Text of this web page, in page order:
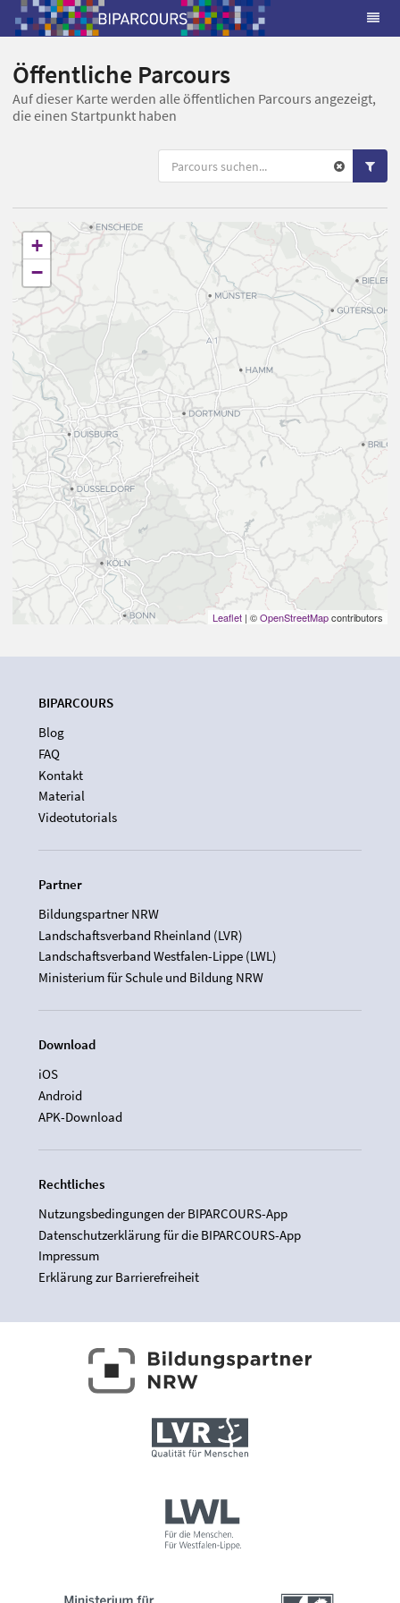
Öffentliche Parcours
Auf dieser Karte werden alle öffentlichen Parcours angezeigt,
die einen Startpunkt haben
+
−
Leaflet | ©OpenStreetMapcontributors
BIPARCOURS
Blog
FAQ
Kontakt
Material
Videotutorials
Partner
Bildungspartner NRW
Landschaftsverband Rheinland (LVR)
Landschaftsverband Westfalen-Lippe (LWL)
Ministerium für Schule und Bildung NRW
Download
iOS
Android
APK-Download
Rechtliches
Nutzungsbedingungen der BIPARCOURS-App
Datenschutzerklärung für die BIPARCOURS-App
Impressum
Erklärung zur Barrierefreiheit